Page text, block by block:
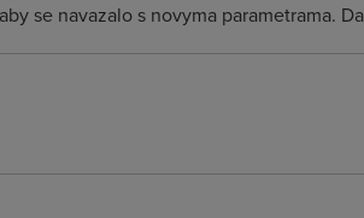
se navazalo s novyma parametrama.